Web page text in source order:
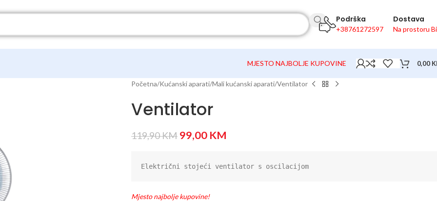
Podrška
+38761272597
Dostava
Na prostoru
MJESTO NAJBOLJE KUPOVINE 0,00
Početna Kućanski aparati Mali kućanski aparati Ventilator
Ventilator
119,90KM 99,00 KM
Električni stojeći ventilator s oscilacijom
Mjesto najbolje kupovine!